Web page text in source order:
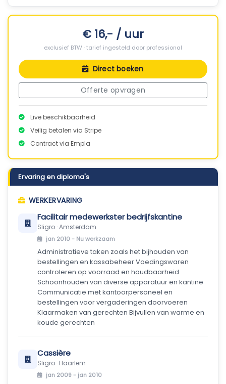
€ 16,- / uur
exclusief BTW · tarief ingesteld door professional
Direct boeken
Offerte opvragen
Live beschikbaarheid
Veilig betalen via Stripe
Contract via Empla
Ervaring en diploma's
WERKERVARING
Facilitair medewerkster bedrijfskantine
Sligro · Amsterdam
jan 2010 - Nu werkzaam
Administratieve taken zoals het bijhouden van
bestellingen en kassabeheer Voedingswaren
controleren op voorraad en houdbaarheid
Schoonhouden van diverse apparatuur en kantine
Communicatie met kantoorpersoneel en
bestellingen voor vergaderingen doorvoeren
Klaarmaken van gerechten Bijvullen van warme en
koude gerechten
Cassière
Sligro · Haarlem
jan 2009 - jan 2010